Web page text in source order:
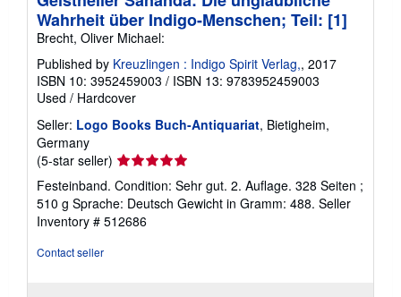
Wahrheit über Indigo-Menschen; Teil: [1]
Brecht, Oliver Michael:
Published by Kreuzlingen : Indigo Spirit Verlag,, 2017
ISBN 10: 3952459003 / ISBN 13: 9783952459003
Used / Hardcover
Seller: Logo Books Buch-Antiquariat, Bietigheim,
Germany
(5-star seller) Seller
rating
5
out
of
Festeinband. Condition: Sehr gut. 2. Auflage. 328 Seiten ;
510 g Sprache: Deutsch Gewicht in Gramm: 488. Seller
Inventory # 512686
Contact seller